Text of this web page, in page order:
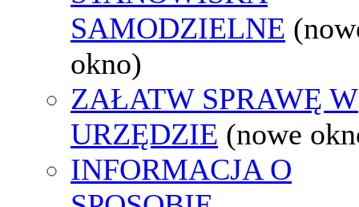
SAMODZIELNE
okno)
ZAŁATW SPRAWĘ W
URZĘDZIE (nowe
INFORMACJA O